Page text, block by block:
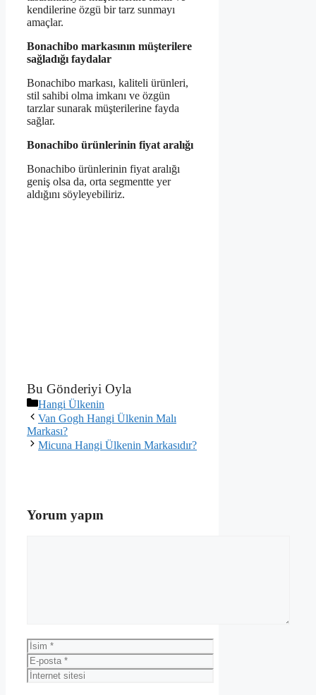
kendilerine özgü bir tarz sunmayı
amaçlar.
Bonachibo markasının müşterilere
sağladığı faydalar
Bonachibo markası, kaliteli ürünleri,
stil sahibi olma imkanı ve özgün
tarzlar sunarak müşterilerine fayda
sağlar.
Bonachibo ürünlerinin fiyat aralığı
Bonachibo ürünlerinin fiyat aralığı
geniş olsa da, orta segmentte yer
aldığını söyleyebiliriz.
Bu Gönderiyi Oyla
Kategoriler
Hangi Ülkenin
Van Gogh Hangi Ülkenin Malı
Markası?
Micuna Hangi Ülkenin Markasıdır?
Yorum yapın
İsim
E-
posta
İnternet
sitesi